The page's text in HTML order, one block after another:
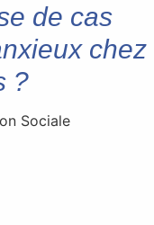
de cas
chez
?
Sociale